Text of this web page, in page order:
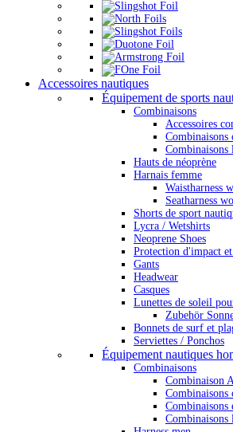
Accessoires nautiques
Équipement de sports
Combinaisons
Accessoires
Combinaisons
Combinaisons
Hauts de néoprène
Harnais femme
Waistharness
Seatharness
Shorts de sport
Lycra / Wetshirts
Neoprene Shoes
Protection d'impact
Gants
Headwear
Casques
Lunettes de soleil
Zubehör
Bonnets de surf et
Serviettes / Ponchos
Équipement nautiques
Combinaisons
Combinaison
Combinaisons
Combinaisons
Combinaisons